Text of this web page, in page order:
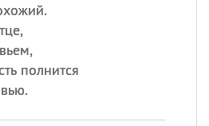
полнится